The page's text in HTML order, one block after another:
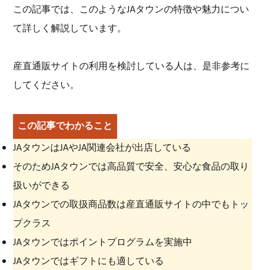
この記事では、このようなJAタウンの特徴や魅力につい
て詳しく解説しています。
産直通販サイトの利用を検討している人は、是非参考に
してください。
この記事でわかること
JAタウンはJAやJA関連会社が出店している
そのためJAタウンでは高品質で安全、安心な食品の取り
扱いができる
JAタウンでの取扱商品数は産直通販サイトの中でもトッ
プクラス
JAタウンではポイントプログラムを実施中
JAタウンではギフトにも適している